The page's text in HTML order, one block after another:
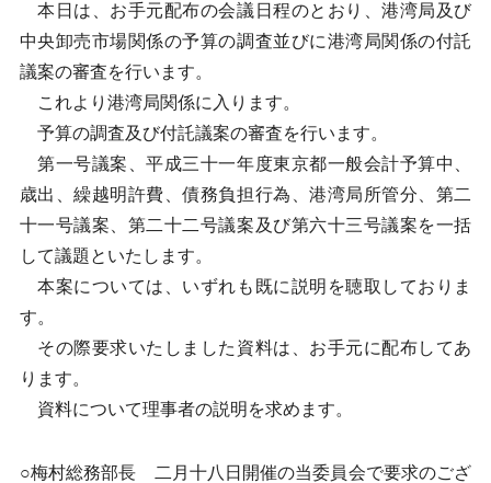
本日は、お手元配布の会議日程のとおり、港湾局及び
中央卸売市場関係の予算の調査並びに港湾局関係の付託
議案の審査を行います。
これより港湾局関係に入ります。
予算の調査及び付託議案の審査を行います。
第一号議案、平成三十一年度東京都一般会計予算中、
歳出、繰越明許費、債務負担行為、港湾局所管分、第二
十一号議案、第二十二号議案及び第六十三号議案を一括
して議題といたします。
本案については、いずれも既に説明を聴取しておりま
す。
その際要求いたしました資料は、お手元に配布してあ
ります。
資料について理事者の説明を求めます。
○梅村総務部長 二月十八日開催の当委員会で要求のござ